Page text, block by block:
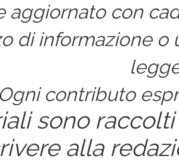
aggiornato con
di informazione
Ogni contributo
sono
alla